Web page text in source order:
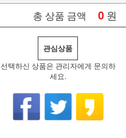
총 상품 금액 0 원
관심상품
선택하신 상품은 관리자에게 문의하
세요.